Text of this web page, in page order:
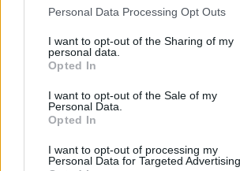
Personal Data Processing Opt Outs
I want to opt-out of the Sharing of my
personal data.
Opted In
I want to opt-out of the Sale of my
Personal Data.
Opted In
I want to opt-out of processing my
Personal Data for Targeted Advertising.
Related Posts
Novo Bugatti Destrier mostra
ainda não acabou